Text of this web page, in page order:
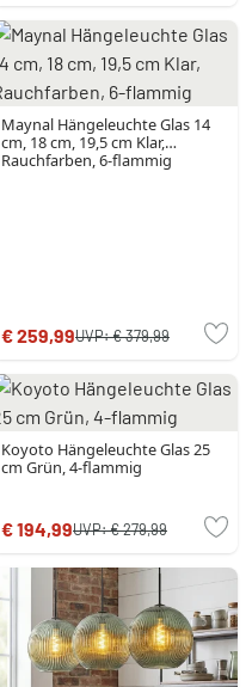
Maynal Hängeleuchte Glas 14
cm, 18 cm, 19,5 cm Klar,
Rauchfarben, 6-flammig
€ 259,99UVP:€ 379,99
Koyoto Hängeleuchte Glas 25
cm Grün, 4-flammig
€ 194,99UVP:€ 279,99